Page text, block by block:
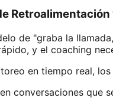
de "graba la
y el coaching
en tiempo real,
conversaciones que